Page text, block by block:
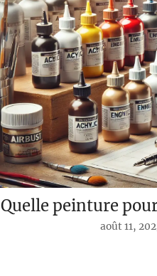
Quelle peinture
août 11,